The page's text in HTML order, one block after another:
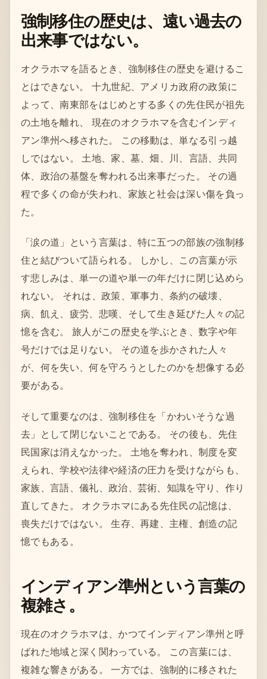
強制移住の歴史は、遠い過去の
出来事ではない。
オクラホマを語るとき、強制移住の歴史を避けるこ
とはできない。 十九世紀、アメリカ政府の政策に
よって、南東部をはじめとする多くの先住民が祖先
の土地を離れ、 現在のオクラホマを含むインディ
アン準州へ移された。 この移動は、単なる引っ越
しではない。 土地、家、墓、畑、川、言語、共同
体、政治の基盤を奪われる出来事だった。 その過
程で多くの命が失われ、家族と社会は深い傷を負っ
た。
「涙の道」という言葉は、特に五つの部族の強制移
住と結びついて語られる。 しかし、この言葉が示
す悲しみは、単一の道や単一の年だけに閉じ込めら
れない。 それは、政策、軍事力、条約の破壊、
病、飢え、疲労、悲嘆、そして生き延びた人々の記
憶を含む。 旅人がこの歴史を学ぶとき、数字や年
号だけでは足りない。 その道を歩かされた人々
が、何を失い、何を守ろうとしたのかを想像する必
要がある。
そして重要なのは、強制移住を「かわいそうな過
去」として閉じないことである。 その後も、先住
民国家は消えなかった。 土地を奪われ、制度を変
えられ、学校や法律や経済の圧力を受けながらも、
家族、言語、儀礼、政治、芸術、知識を守り、作り
直してきた。 オクラホマにある先住民の記憶は、
喪失だけではない。 生存、再建、主権、創造の記
憶でもある。
インディアン準州という言葉の
複雑さ。
現在のオクラホマは、かつてインディアン準州と呼
ばれた地域と深く関わっている。 この言葉には、
複雑な響きがある。 一方では、強制的に移された